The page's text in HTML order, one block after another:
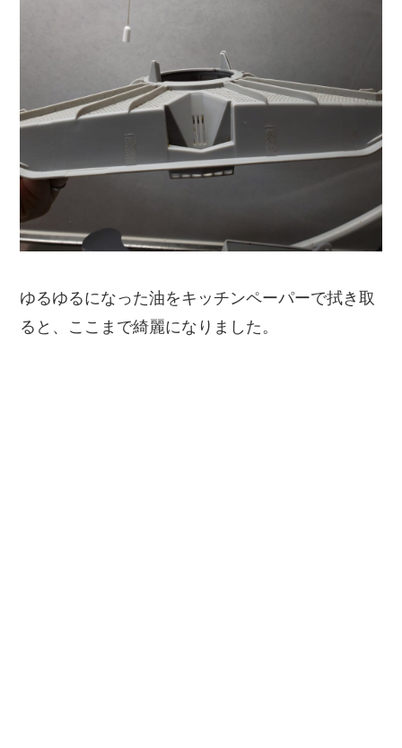
ゆるゆるになった油をキッチンペーパーで拭き取
ると、ここまで綺麗になりました 。